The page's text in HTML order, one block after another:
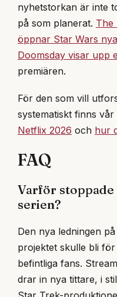
nyhetstorkan är inte
på som planerat. The
öppnar Star Wars
Doomsday visar upp
premiären.
För den som vill
systematiskt finns vår
Netflix 2026 och hur
FAQ
Varför stoppade
serien?
Den nya ledningen
projektet skulle bli
befintliga fans.
drar in nya tittare, i